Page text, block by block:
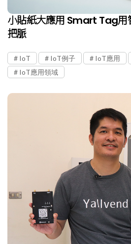
小貼紙大應用 Smart Tag用
把脈
IoT IoT例子 IoT應用
IoT應用領域